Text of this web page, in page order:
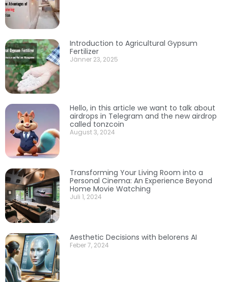
Introduction to Agricultural Gypsum
Fertilizer
Jänner 23, 2025
Hello, in this article we want to talk about
airdrops in Telegram and the new airdrop
called tonzcoin
August 3, 2024
Transforming Your Living Room into a
Personal Cinema: An Experience Beyond
Home Movie Watching
Juli 1, 2024
Aesthetic Decisions with belorens AI
Feber 7, 2024